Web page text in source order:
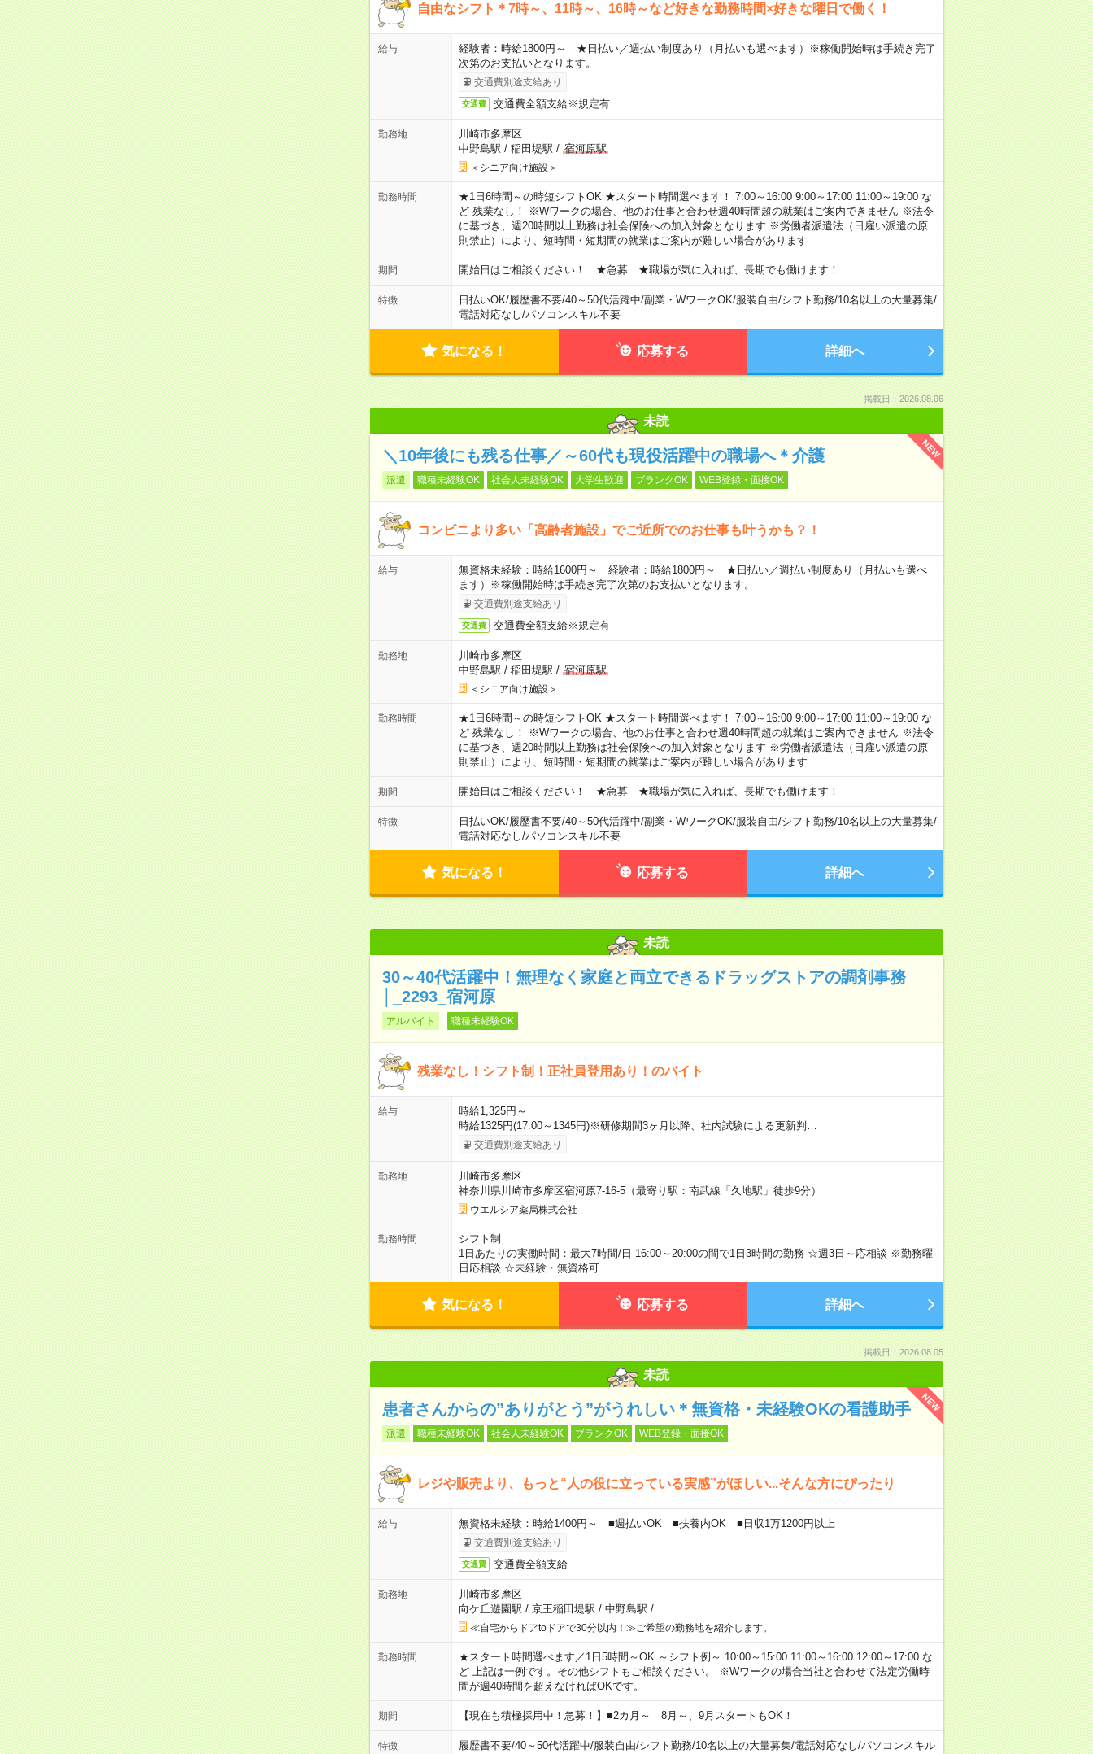
自由なシフト＊7時～、11時～、16時～など好きな勤務時間×好きな曜日で働く！
給与
経験者：時給1800円～ ★日払い／週払い制度あり（月払いも選べます）※稼働開始時は手続き完了
次第のお支払いとなります。
交通費別途支給あり
交通費 交通費全額支給※規定有
勤務地
川崎市多摩区
中野島駅 / 稲田堤駅 / 宿河原駅
＜シニア向け施設＞
勤務時間
★1日6時間～の時短シフトOK ★スタート時間選べます！ 7:00～16:00 9:00～17:00 11:00～19:00 な
ど 残業なし！ ※Wワークの場合、他のお仕事と合わせ週40時間超の就業はご案内できません ※法令
に基づき、週20時間以上勤務は社会保険への加入対象となります ※労働者派遣法（日雇い派遣の原
則禁止）により、短時間・短期間の就業はご案内が難しい場合があります
期間 開始日はご相談ください！ ★急募 ★職場が気に入れば、長期でも働けます！
特徴 日払いOK/履歴書不要/40～50代活躍中/副業・WワークOK/服装自由/シフト勤務/10名以上の大量募集/
電話対応なし/パソコンスキル不要
気になる！ 応募する 詳細へ
掲載日：2026.08.06
未読
NEW
＼10年後にも残る仕事／～60代も現役活躍中の職場へ＊介護
派遣 職種未経験OK 社会人未経験OK 大学生歓迎 ブランクOK WEB登録・面接OK
コンビニより多い「高齢者施設」でご近所でのお仕事も叶うかも？！
給与
無資格未経験：時給1600円～ 経験者：時給1800円～ ★日払い／週払い制度あり（月払いも選べ
ます）※稼働開始時は手続き完了次第のお支払いとなります。
交通費別途支給あり
交通費 交通費全額支給※規定有
勤務地
川崎市多摩区
中野島駅 / 稲田堤駅 / 宿河原駅
＜シニア向け施設＞
勤務時間
★1日6時間～の時短シフトOK ★スタート時間選べます！ 7:00～16:00 9:00～17:00 11:00～19:00 な
ど 残業なし！ ※Wワークの場合、他のお仕事と合わせ週40時間超の就業はご案内できません ※法令
に基づき、週20時間以上勤務は社会保険への加入対象となります ※労働者派遣法（日雇い派遣の原
則禁止）により、短時間・短期間の就業はご案内が難しい場合があります
期間 開始日はご相談ください！ ★急募 ★職場が気に入れば、長期でも働けます！
特徴 日払いOK/履歴書不要/40～50代活躍中/副業・WワークOK/服装自由/シフト勤務/10名以上の大量募集/
電話対応なし/パソコンスキル不要
気になる！ 応募する 詳細へ
未読
30～40代活躍中！無理なく家庭と両立できるドラッグストアの調剤事務
│_2293_宿河原
アルバイト 職種未経験OK
残業なし！シフト制！正社員登用あり！のバイト
給与
時給1,325円～
時給1325円(17:00～1345円)※研修期間3ヶ月以降、社内試験による更新判…
交通費別途支給あり
勤務地
川崎市多摩区
神奈川県川崎市多摩区宿河原7-16-5（最寄り駅：南武線「久地駅」徒歩9分）
ウエルシア薬局株式会社
勤務時間
シフト制
1日あたりの実働時間：最大7時間/日 16:00～20:00の間で1日3時間の勤務 ☆週3日～応相談 ※勤務曜
日応相談 ☆未経験・無資格可
気になる！ 応募する 詳細へ
掲載日：2026.08.05
未読
NEW
患者さんからの”ありがとう”がうれしい＊無資格・未経験OKの看護助手
派遣 職種未経験OK 社会人未経験OK ブランクOK WEB登録・面接OK
レジや販売より、もっと“人の役に立っている実感”がほしい...そんな方にぴったり
給与 無資格未経験：時給1400円～ ■週払いOK ■扶養内OK ■日収1万1200円以上
交通費別途支給あり
交通費 交通費全額支給
勤務地
川崎市多摩区
向ケ丘遊園駅 / 京王稲田堤駅 / 中野島駅 /
≪自宅からドアtoドアで30分以内！≫ご希望の勤務地を紹介します。
勤務時間
★スタート時間選べます／1日5時間～OK ～シフト例～ 10:00～15:00 11:00～16:00 12:00～17:00 な
ど 上記は一例です。その他シフトもご相談ください。 ※Wワークの場合当社と合わせて法定労働時
間が週40時間を超えなければOKです。
期間 【現在も積極採用中！急募！】■2カ月～ 8月～、9月スタートもOK！
特徴 履歴書不要/40～50代活躍中/服装自由/シフト勤務/10名以上の大量募集/電話対応なし/パソコンスキル